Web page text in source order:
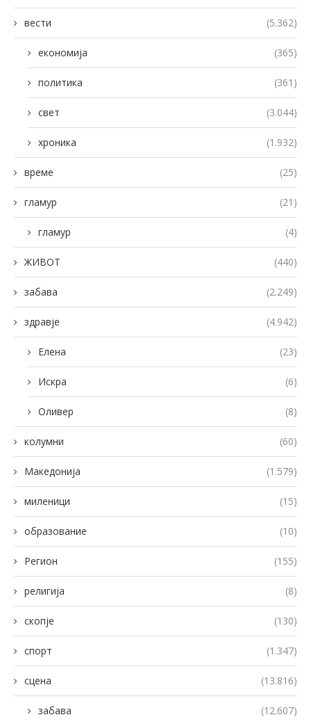
вести (5.362)
економија (365)
политика (361)
свет (3.044)
хроника (1.932)
време (25)
гламур (21)
гламур (4)
ЖИВОТ (440)
забава (2.249)
здравје (4.942)
Елена (23)
Искра (6)
Оливер (8)
колумни (60)
Македонија (1.579)
миленици (15)
образование (10)
Регион (155)
религија (8)
скопје (130)
спорт (1.347)
сцена (13.816)
забава (12.607)